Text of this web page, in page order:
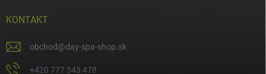
KONTAKT
obchod@day-spa-shop.sk
+420 777 543 478